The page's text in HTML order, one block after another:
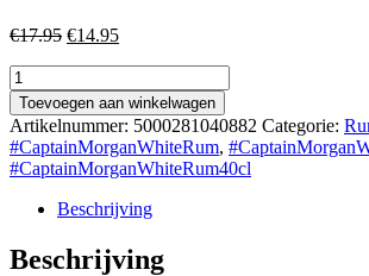
€17.95 Oorspronkelijke
€17.95.
€14.95Huidige
€14.95.
Captain
Morgan
White
Rum
70
cl
aantal
Toevoegen aan winkelwagen
Artikelnummer: 5000281040882 Categorie:
#CaptainMorganWhiteRum,
#CaptainMorganWhiteRum40cl
Beschrijving
Beschrijving